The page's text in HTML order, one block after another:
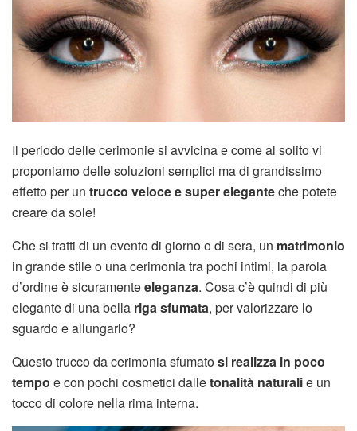
Il periodo delle cerimonie si avvicina e come al solito vi
proponiamo delle soluzioni semplici ma di grandissimo
effetto per un trucco veloce e super eleganteche potete
creare da sole!
Che si tratti di un evento di giorno o di sera, un matrimonio
in grande stile o una cerimonia tra pochi intimi, la parola
d’ordine è sicuramenteeleganza. Cosa c’è quindi di più
elegante di una bella riga sfumata, per valorizzare lo
sguardo e allungarlo?
Questo trucco da cerimonia sfumatosi realizza in poco
tempo e con pochi cosmetici dalletonalità naturalie un
tocco di colore nella rima interna.